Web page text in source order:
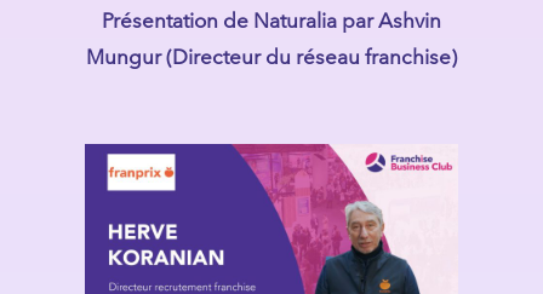
Présentation de Naturalia par Ashvin
Mungur (Directeur du réseau franchise)